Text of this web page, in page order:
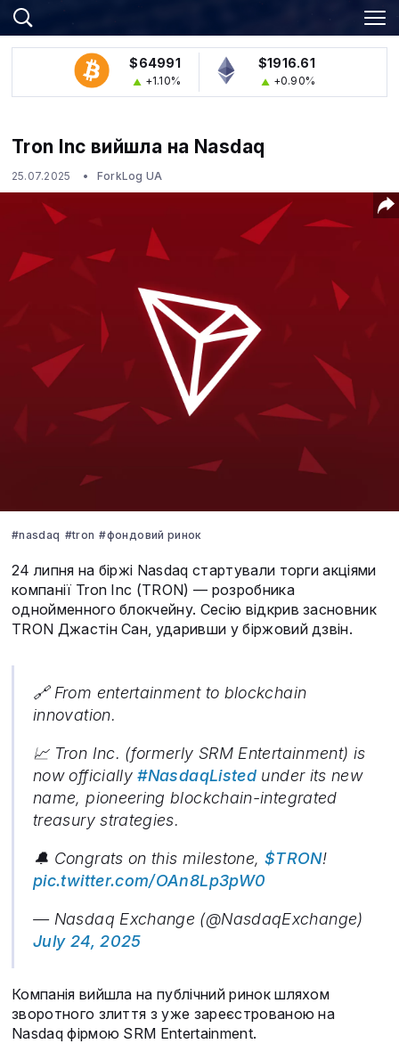
$64991
+1.10%
$1916.61
+0.90%
Tron Inc вийшла на Nasdaq
25.07.2025 ForkLog UA
#nasdaq #tron #фондовий ринок
24 липня на біржі Nasdaq стартували торги акціями
компанії Tron Inc (TRON) — розробника
однойменного блокчейну. Сесію відкрив засновник
TRON Джастін Сан, ударивши у біржовий дзвін.
🔗 From entertainment to blockchain
innovation.
📈 Tron Inc. (formerly SRM Entertainment) is
now officially#NasdaqListed under its new
name, pioneering blockchain-integrated
treasury strategies.
🔔 Congrats on this milestone, $TRON!
pic.twitter.com/OAn8Lp3pW0
— Nasdaq Exchange (@NasdaqExchange)
July 24, 2025
Компанія вийшла на публічний ринок шляхом
зворотного злиття з уже зареєстрованою на
Nasdaq фірмою SRM Entertainment.